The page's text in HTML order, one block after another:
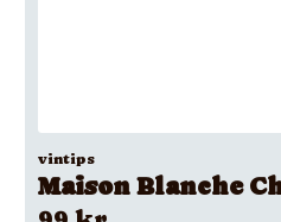
vintips
Maison Blanche